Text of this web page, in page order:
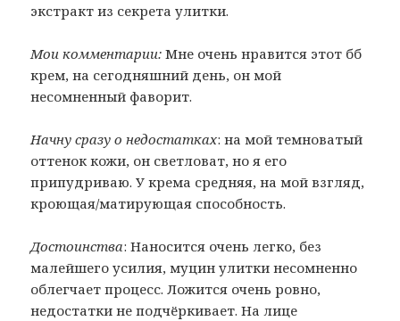
экстракт из секрета улитки.
Мои комментарии: Мне очень нравится этот бб
крем, на сегодняшний день, он мой
несомненный фаворит.
Начну сразу о недостатках: на мой темноватый
оттенок кожи, он светловат, но я его
припудриваю. У крема средняя, на мой взгляд,
кроющая/матирующая способность.
Достоинства: Наносится очень легко, без
малейшего усилия, муцин улитки несомненно
облегчает процесс. Ложится очень ровно,
недостатки не подчёркивает. На лице